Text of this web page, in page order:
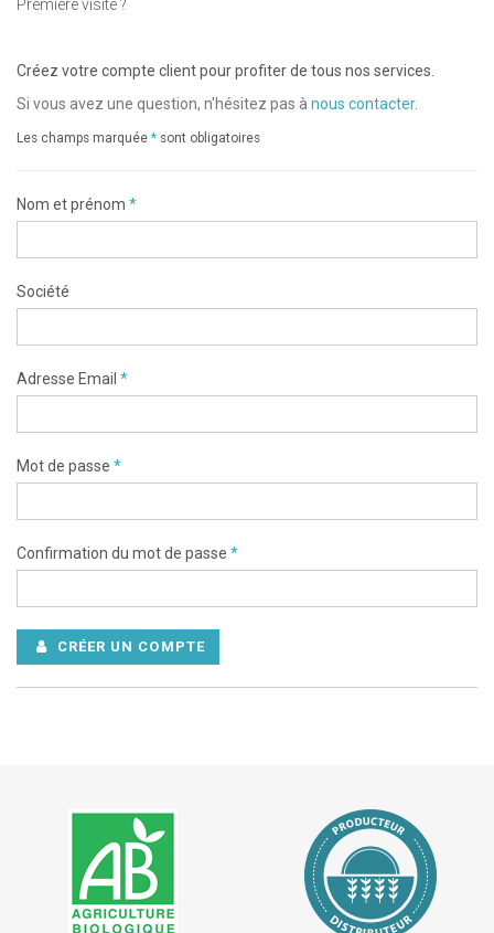
Première visite ?
Créez votre compte client pour profiter de tous nos services.
Si vous avez une question, n'hésitez pas à nous contacter.
Les champs marquée * sont obligatoires
Nom et prénom *
Société
Adresse Email *
Mot de passe *
Confirmation du mot de passe *
CRÉER UN COMPTE